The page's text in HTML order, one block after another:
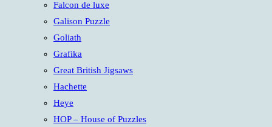
Falcon de luxe
Galison Puzzle
Goliath
Grafika
Great British Jigsaws
Hachette
Heye
HOP – House of Puzzles